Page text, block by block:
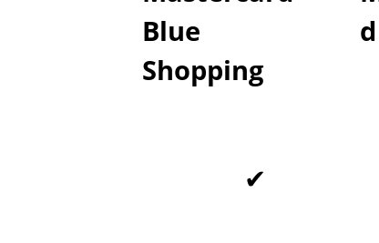
Blue
Shopping
✔